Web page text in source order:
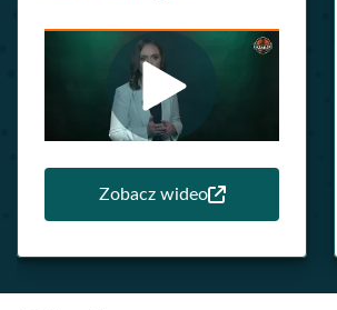
Zobacz wideo